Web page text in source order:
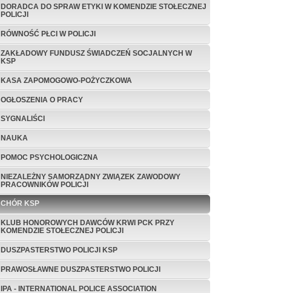
DORADCA DO SPRAW ETYKI W KOMENDZIE STOŁECZNEJ
POLICJI
RÓWNOŚĆ PŁCI W POLICJI
ZAKŁADOWY FUNDUSZ ŚWIADCZEŃ SOCJALNYCH W
KSP
KASA ZAPOMOGOWO-POŻYCZKOWA
OGŁOSZENIA O PRACY
SYGNALIŚCI
NAUKA
POMOC PSYCHOLOGICZNA
NIEZALEŻNY SAMORZĄDNY ZWIĄZEK ZAWODOWY
PRACOWNIKÓW POLICJI
CHÓR KSP
KLUB HONOROWYCH DAWCÓW KRWI PCK PRZY
KOMENDZIE STOŁECZNEJ POLICJI
DUSZPASTERSTWO POLICJI KSP
PRAWOSŁAWNE DUSZPASTERSTWO POLICJI
IPA - INTERNATIONAL POLICE ASSOCIATION